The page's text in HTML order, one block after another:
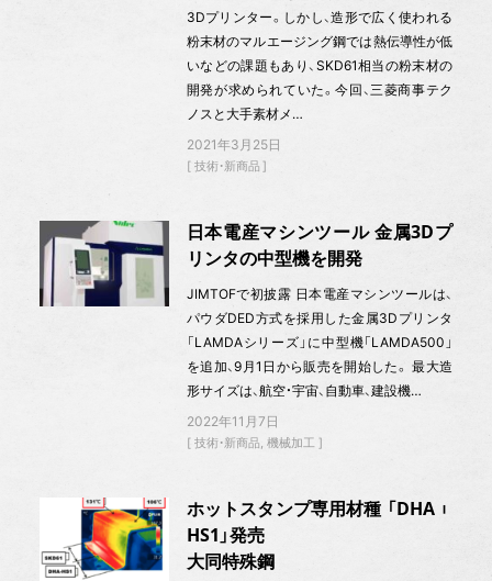
3Dプリンター。しかし、造形で広く使われる
粉末材のマルエージング鋼では熱伝導性が低
いなどの課題もあり、SKD61相当の粉末材の
開発が求められていた。今回、三菱商事テク
ノスと大手素材メ…
2021年3月25日
技術・新商品
日本電産マシンツール 金属3Dプ
リンタの中型機を開発
JIMTOFで初披露 日本電産マシンツールは、
パウダDED方式を採用した金属3Dプリンタ
「LAMDAシリーズ」に中型機「LAMDA500」
を追加、9月1日から販売を開始した。 最大造
形サイズは、航空・宇宙、自動車、建設機…
2022年11月7日
技術・新商品 機械加工
ホットスタンプ専用材種 「DHA︲
HS1」発売
大同特殊鋼